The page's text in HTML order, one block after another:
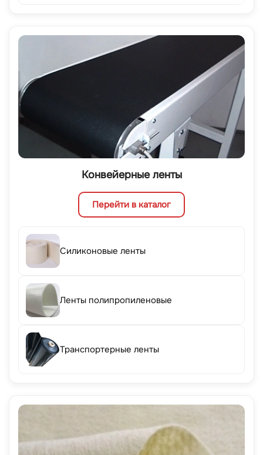
Конвейерные ленты
Перейти в каталог
Силиконовые ленты
Ленты полипропиленовые
Транспортерные ленты